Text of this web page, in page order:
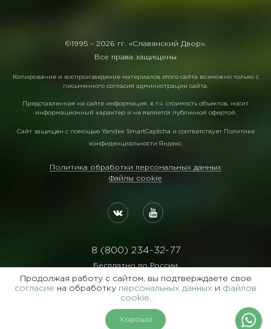
©1995 - 2026 гг. «Славянский Двор».
Все права защищены
Копирование и воспроизведение материалов этого сайта возможно только с
письменного согласия администрации сайта.
Представленная на сайте информация, в т.ч. стоимость объектов, носит
информационный характер и не является публичной офертой.
Сайт защищен с помощью Yandex SmartCaptcha и соответствует Политике
конфиденциальности Яндекс.
Политика обработки персональных данных
Файлы cookie
8 (800) 234-32-77
Бесплатно по России
Реквизиты:
ООО Агентство "Славянский Двор"
Продолжая работу с сайтом, вы подтверждаете свое
согласие на обработку персональных данных и файлов
cookie.
Хорошо